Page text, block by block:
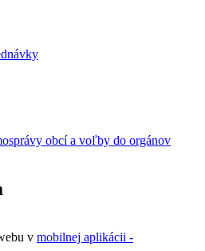
obcí a voľby do orgánov
v mobilnej aplikácii -